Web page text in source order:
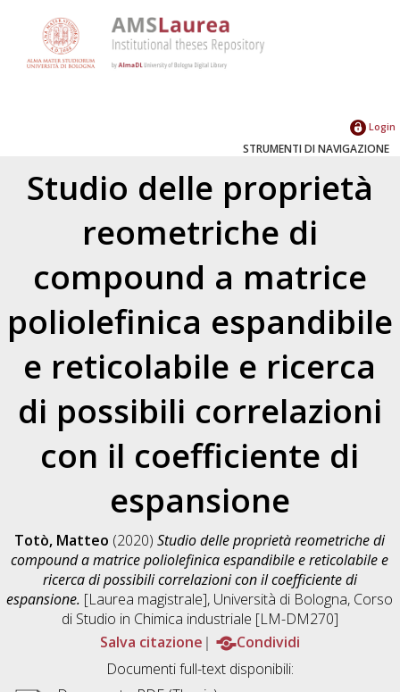
Login
STRUMENTI DI NAVIGAZIONE
Studio delle proprietà
reometriche di
compound a matrice
poliolefinica espandibile
e reticolabile e ricerca
di possibili correlazioni
con il coefficiente di
espansione
Totò, Matteo (2020)Studio delle proprietà reometriche di
compound a matrice poliolefinica espandibile e reticolabile e
ricerca di possibili correlazioni con il coefficiente di
espansione. [Laurea magistrale], Università di Bologna, Corso
di Studio in Chimica industriale [LM-DM270]
Salva citazione
Condividi
Documenti full-text disponibili: